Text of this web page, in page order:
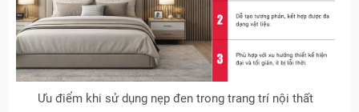
Ưu điểm khi sử dụng nẹp đen trong trang trí nội thất